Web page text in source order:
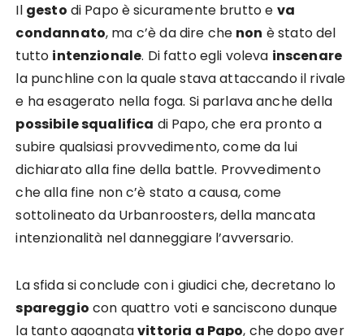
Il gesto di Papo è sicuramente brutto e va
condannato, ma c’è da dire che non è stato del
tutto intenzionale. Di fatto egli voleva inscenare
la punchline con la quale stava attaccando il rivale
e ha esagerato nella foga. Si parlava anche della
possibile squalifica di Papo, che era pronto a
subire qualsiasi provvedimento, come da lui
dichiarato alla fine della battle. Provvedimento
che alla fine non c’è stato a causa, come
sottolineato da Urbanroosters, della mancata
intenzionalità nel danneggiare l’avversario.
La sfida si conclude con i giudici che, decretano lo
spareggio con quattro voti e sanciscono dunque
la tanto agognatavittoria a Papo, che dopo aver